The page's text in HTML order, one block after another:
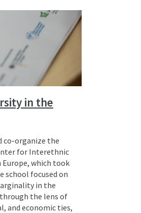
in the
co-organize the
for Interethnic
Europe, which took
school focused on
in the
the lens of
and economic ties,